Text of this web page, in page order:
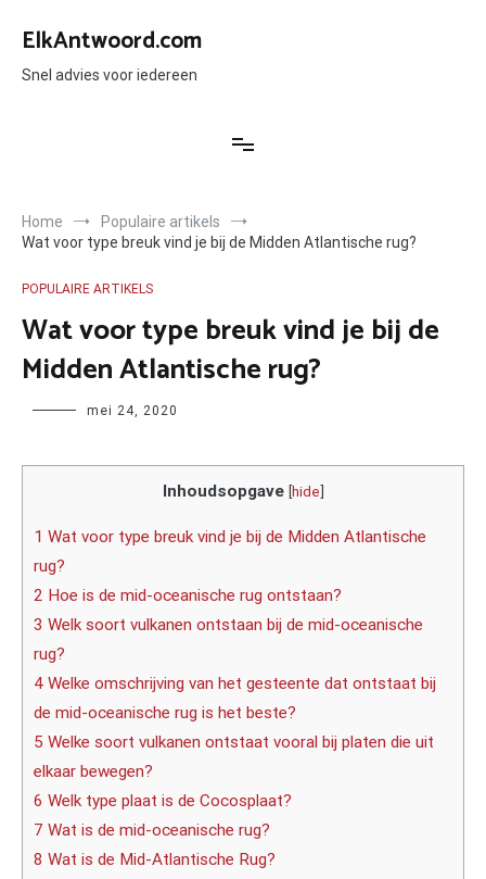
naar
inhoud
ElkAntwoord.com
Snel advies voor iedereen
Home
Populaire artikels
Wat voor type breuk vind je bij de Midden Atlantische rug?
POPULAIRE ARTIKELS
Wat voor type breuk vind je bij de
Midden Atlantische rug?
Author mei 24, 2020
Inhoudsopgave [hide]
1 Wat voor type breuk vind je bij de Midden Atlantische
rug?
2 Hoe is de mid-oceanische rug ontstaan?
3 Welk soort vulkanen ontstaan bij de mid-oceanische
rug?
4 Welke omschrijving van het gesteente dat ontstaat bij
de mid-oceanische rug is het beste?
5 Welke soort vulkanen ontstaat vooral bij platen die uit
elkaar bewegen?
6 Welk type plaat is de Cocosplaat?
7 Wat is de mid-oceanische rug?
8 Wat is de Mid-Atlantische Rug?